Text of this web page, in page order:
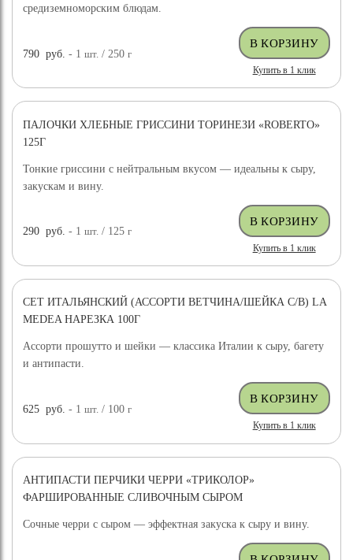
средиземноморским блюдам.
790 руб. - 1шт. / 250г
Купить в 1 клик
ПАЛОЧКИ ХЛЕБНЫЕ ГРИССИНИ ТОРИНЕЗИ «ROBERTO»
125Г
Тонкие гриссини с нейтральным вкусом — идеальны к сыру,
закускам и вину.
290 руб. - 1шт. / 125г
Купить в 1 клик
СЕТ ИТАЛЬЯНСКИЙ (АССОРТИ ВЕТЧИНА/ШЕЙКА С/В) LA
MEDEA НАРЕЗКА 100Г
Ассорти прошутто и шейки — классика Италии к сыру, багету
и антипасти.
625 руб. - 1шт. / 100г
Купить в 1 клик
АНТИПАСТИ ПЕРЧИКИ ЧЕРРИ «ТРИКОЛОР»
ФАРШИРОВАННЫЕ СЛИВОЧНЫМ СЫРОМ
Сочные черри с сыром — эффектная закуска к сыру и вину.